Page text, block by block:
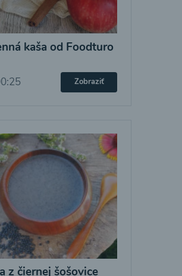
kaša od Foodturo
Zobraziť
z čiernej šošovice